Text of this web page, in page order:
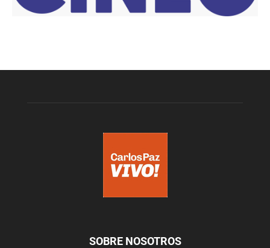
SOBRE NOSOTROS